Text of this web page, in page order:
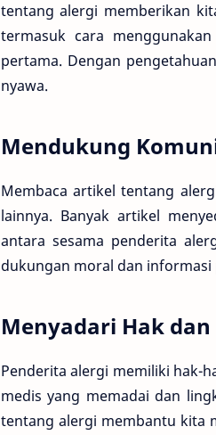
tentang alergi memberikan
termasuk cara
pertama. Dengan
nyawa.
Mendukung
Membaca artikel tentang
lainnya. Banyak artikel
antara sesama penderita
dukungan moral dan
Menyadari Hak
Penderita alergi memiliki hak-
medis yang memadai dan
tentang alergi membantu kita